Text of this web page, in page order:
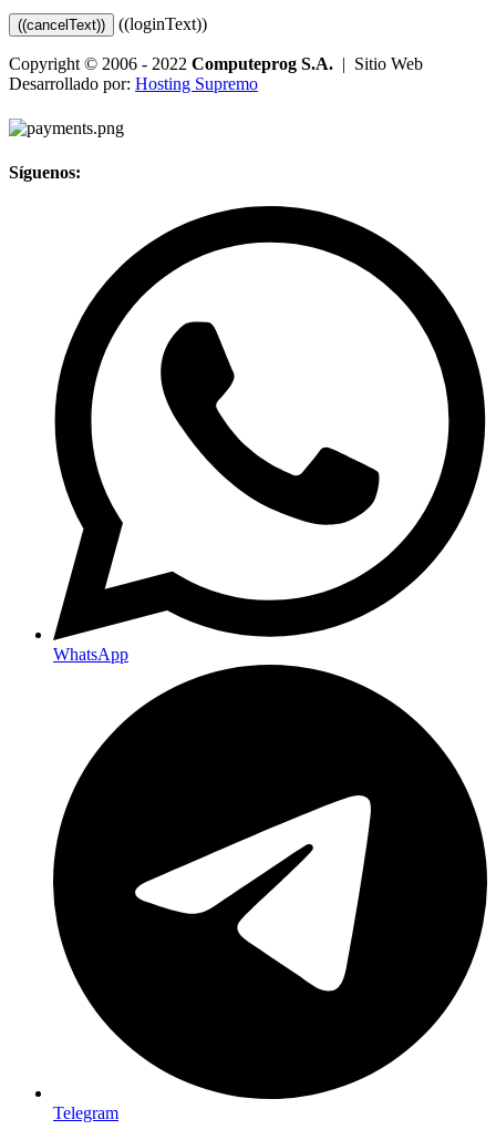
((cancelText)) ((loginText))
Copyright © 2006 - 2022 Computeprog S.A. | Sitio Web
Desarrollado por: Hosting Supremo
Síguenos:
WhatsApp
Telegram